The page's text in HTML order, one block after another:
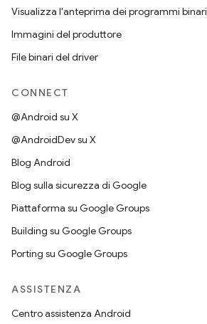
Visualizza l'anteprima dei programmi binari
Immagini del produttore
File binari del driver
CONNECT
@Android su X
@AndroidDev su X
Blog Android
Blog sulla sicurezza di Google
Piattaforma su Google Groups
Building su Google Groups
Porting su Google Groups
ASSISTENZA
Centro assistenza Android